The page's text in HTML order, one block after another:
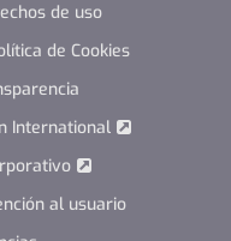
de uso
de Cookies
International
al usuario